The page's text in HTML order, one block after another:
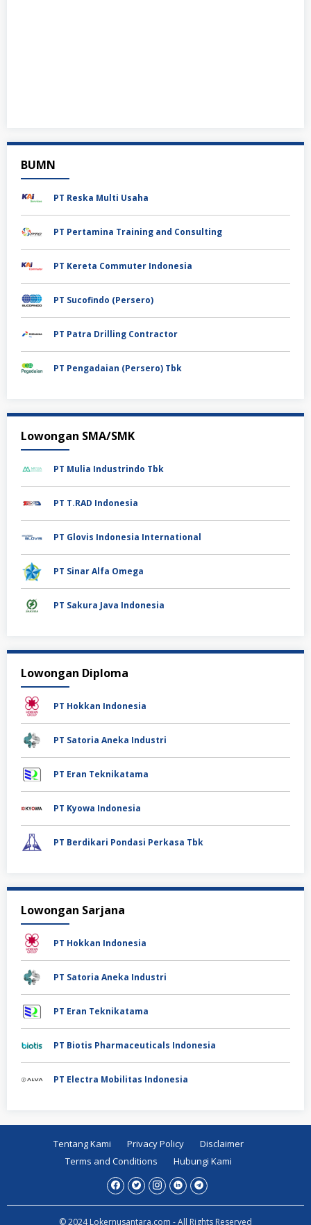
BUMN
PT Reska Multi Usaha
PT Pertamina Training and Consulting
PT Kereta Commuter Indonesia
PT Sucofindo (Persero)
PT Patra Drilling Contractor
PT Pengadaian (Persero) Tbk
Lowongan SMA/SMK
PT Mulia Industrindo Tbk
PT T.RAD Indonesia
PT Glovis Indonesia International
PT Sinar Alfa Omega
PT Sakura Java Indonesia
Lowongan Diploma
PT Hokkan Indonesia
PT Satoria Aneka Industri
PT Eran Teknikatama
PT Kyowa Indonesia
PT Berdikari Pondasi Perkasa Tbk
Lowongan Sarjana
PT Hokkan Indonesia
PT Satoria Aneka Industri
PT Eran Teknikatama
PT Biotis Pharmaceuticals Indonesia
PT Electra Mobilitas Indonesia
Tentang Kami Privacy Policy
Disclaimer
Terms and Conditions
Hubungi Kami
© 2024 Lokernusantara.com - All Rights Reserved